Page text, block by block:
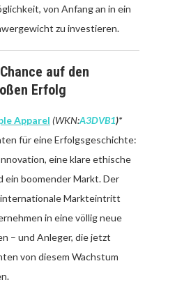
von Anfang an in ein
zu investieren.
auf den
Erfolg
Apparel (WKN:A3DVB1)*
für eine Erfolgsgeschichte:
eine klare ethische
ein boomender Markt. Der
Markteintritt
in eine völlig neue
– und Anleger, die jetzt
von diesem Wachstum